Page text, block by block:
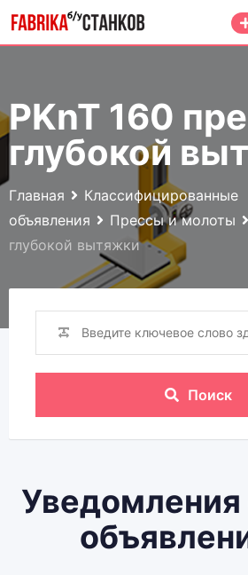
Перейти
PKnT 160
глубокой
Главная
Классифицированные
объявления
Прессы и молоты
глубокой вытяжки
Поиск
Уведомления